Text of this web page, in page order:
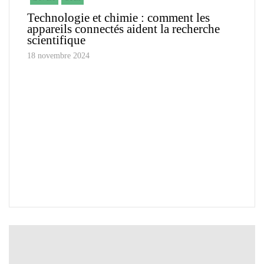
Technologie et chimie : comment les
appareils connectés aident la recherche
scientifique
18 novembre 2024